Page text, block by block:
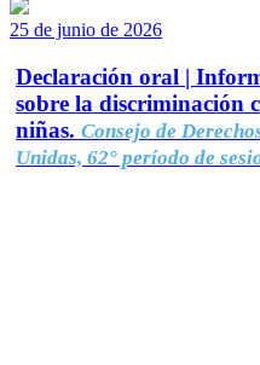
25 de junio de 2026
Declaración oral |
sobre la discriminación
niñas. Consejo de
Unidas, 62° período de